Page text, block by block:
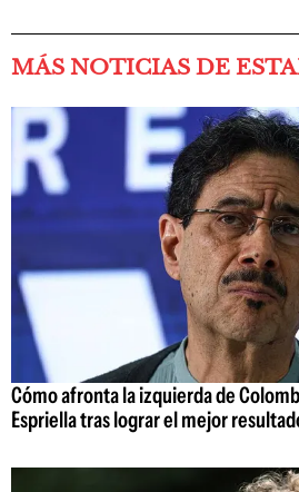
MÁS NOTICIAS DE
Cómo afronta la izquierda de
Espriella tras lograr el mejor